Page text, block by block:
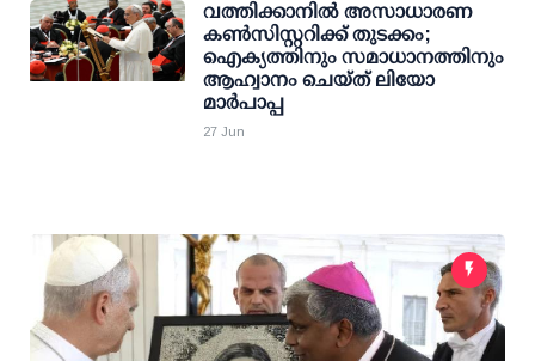
വത്തിക്കാനിൽ അസാധാരണ
കൺസിസ്റ്ററിക്ക് തുടക്കം;
ഐക്യത്തിനും സമാധാനത്തിനും
ആഹ്വാനം ചെയ്ത് ലിയോ
മാർപാപ്പ
27 Jun